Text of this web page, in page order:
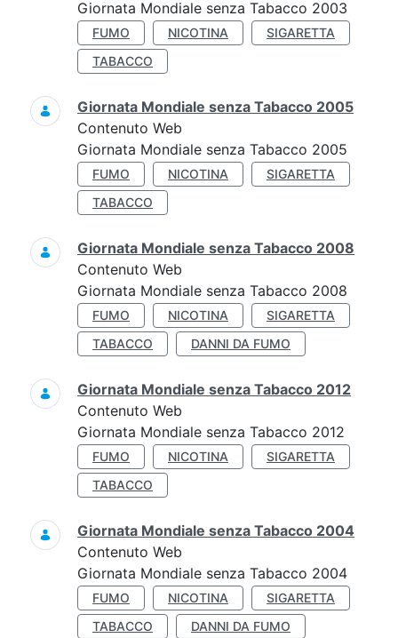
Giornata Mondiale senza Tabacco 2003
FUMO NICOTINA
SIGARETTA
TABACCO
Giornata Mondiale senza Tabacco 2005
Contenuto Web
Giornata Mondiale senza Tabacco 2005
FUMO NICOTINA
SIGARETTA
TABACCO
Giornata Mondiale senza Tabacco 2008
Contenuto Web
Giornata Mondiale senza Tabacco 2008
FUMO NICOTINA
SIGARETTA
TABACCO
DANNI DA FUMO
Giornata Mondiale senza Tabacco 2012
Contenuto Web
Giornata Mondiale senza Tabacco 2012
FUMO NICOTINA
SIGARETTA
TABACCO
Giornata Mondiale senza Tabacco 2004
Contenuto Web
Giornata Mondiale senza Tabacco 2004
FUMO NICOTINA
SIGARETTA
TABACCO
DANNI DA FUMO